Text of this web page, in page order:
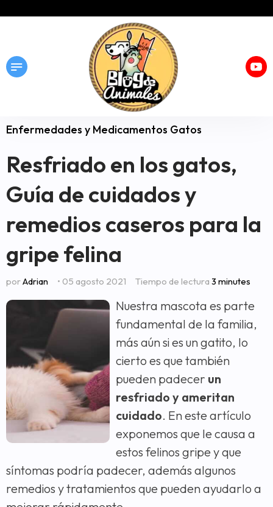
Enfermedades y Medicamentos Gatos
Resfriado en los gatos,
Guía de cuidados y
remedios caseros para la
gripe felina
porAdrian • 05 agosto 2021 Tiempo de lectura 3 minutes
Nuestra mascota es parte
fundamental de la familia,
más aún si es un gatito, lo
cierto es que también
pueden padecer un
resfriado y ameritan
cuidado. En este artículo
exponemos que le causa a
estos felinos gripe y que
síntomas podría padecer, además algunos
remedios y tratamientos que pueden ayudarlo a